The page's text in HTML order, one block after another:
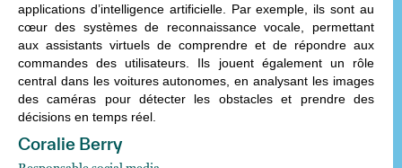
applications d’intelligence artificielle. Par exemple, ils sont au
cœur des systèmes de reconnaissance vocale, permettant
aux assistants virtuels de comprendre et de répondre aux
commandes des utilisateurs. Ils jouent également un rôle
central dans les voitures autonomes, en analysant les images
des caméras pour détecter les obstacles et prendre des
décisions en temps réel.
Coralie Berry